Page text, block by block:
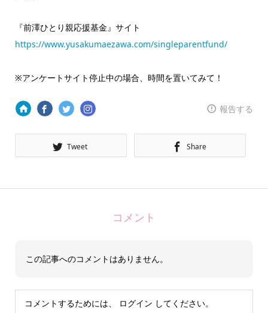
『前澤ひとり親応援基金』サイト
https://www.yusakumaezawa.com/singleparentfund/
※アンケートサイト停止中の場合、時間を置いてみて！
報告する
Tweet Share
コメント
この記事へのコメントはありません。
コメントするためには、 ログイン してください。